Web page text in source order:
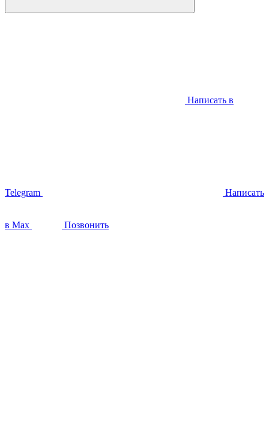
Написать в
Telegram Написать
в Max Позвонить